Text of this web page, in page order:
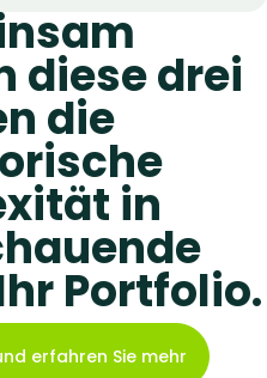
diese drei
die
in
Portfolio.
erfahren Sie mehr